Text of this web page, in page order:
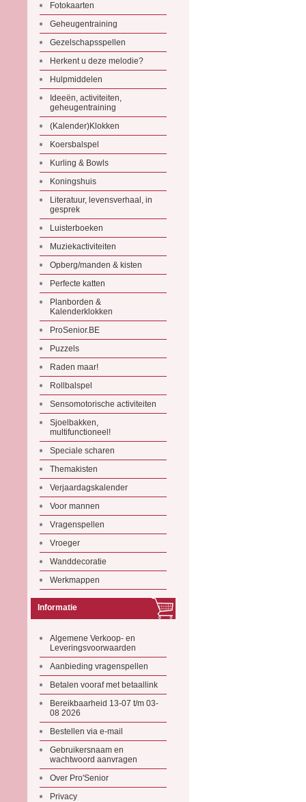
Fotokaarten
Geheugentraining
Gezelschapsspellen
Herkent u deze melodie?
Hulpmiddelen
Ideeën, activiteiten,
geheugentraining
(Kalender)Klokken
Koersbalspel
Kurling & Bowls
Koningshuis
Literatuur, levensverhaal, in
gesprek
Luisterboeken
Muziekactiviteiten
Opberg/manden & kisten
Perfecte katten
Planborden &
Kalenderklokken
ProSenior.BE
Puzzels
Raden maar!
Rollbalspel
Sensomotorische activiteiten
Sjoelbakken,
multifunctioneel!
Speciale scharen
Themakisten
Verjaardagskalender
Voor mannen
Vragenspellen
Vroeger
Wanddecoratie
Werkmappen
Informatie
Algemene Verkoop- en
Leveringsvoorwaarden
Aanbieding vragenspellen
Betalen vooraf met betaallink
Bereikbaarheid 13-07 t/m 03-
08 2026
Bestellen via e-mail
Gebruikersnaam en
wachtwoord aanvragen
Over Pro'Senior
Privacy